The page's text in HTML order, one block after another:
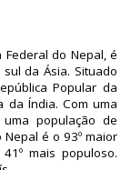
Federal do Nepal, é
da Ásia. Situado
Popular da
da Índia. Com uma
população de
é o 93º maior
mais populoso.